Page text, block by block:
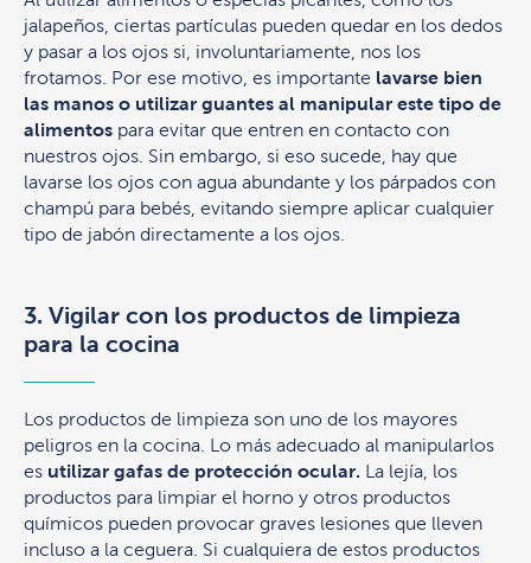
jalapeños, ciertas partículas pueden quedar en los dedos
y pasar a los ojos si, involuntariamente, nos los
frotamos. Por ese motivo, es importante lavarse bien
las manos o utilizar guantes al manipular este tipo de
alimentos para evitar que entren en contacto con
nuestros ojos. Sin embargo, si eso sucede, hay que
lavarse los ojos con agua abundante y los párpados con
champú para bebés, evitando siempre aplicar cualquier
tipo de jabón directamente a los ojos.
3. Vigilar con los productos de limpieza
para la cocina
Los productos de limpieza son uno de los mayores
peligros en la cocina. Lo más adecuado al manipularlos
es utilizar gafas de protección ocular. La lejía, los
productos para limpiar el horno y otros productos
químicos pueden provocar graves lesiones que lleven
incluso a la ceguera. Si cualquiera de estos productos